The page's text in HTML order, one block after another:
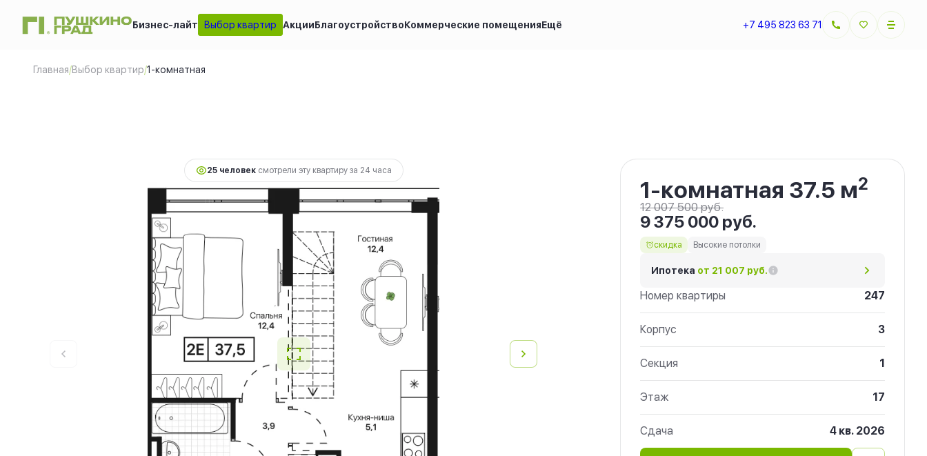
Бизнес-лайт Выбор квартир АкцииБлагоустройствоКоммерческие помещенияЕщё +7 495 823 63 71
Главная/Выбор квартир/1-комнатная
1-комнатная
25 человек смотрели эту квартиру за 24 часа
1-комнатная 37.5 м2
12 007 500 руб.
9 375 000 руб.
скидка Высокие потолки
Ипотека от 21 007 руб.
Номер квартиры 247
Корпус 3
Секция 1
Этаж 17
Сдача 4 кв. 2026